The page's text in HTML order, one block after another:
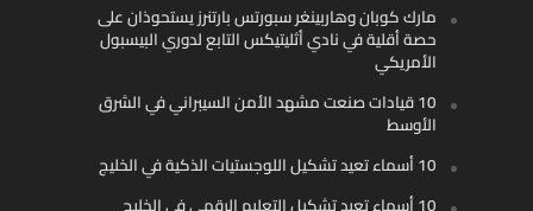
مارك كوبان وهاربينغر سبورتس بارتنرز يستحوذان على
حصة أقلية في نادي أثليتيكس التابع لدوري البيسبول
الأمريكي
10 قيادات صنعت مشهد الأمن السيبراني في الشرق
الأوسط
10 أسماء تعيد تشكيل اللوجستيات الذكية في الخليج